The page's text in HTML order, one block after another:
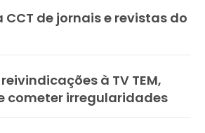
de jornais e revistas do
à TV TEM,
cometer irregularidades